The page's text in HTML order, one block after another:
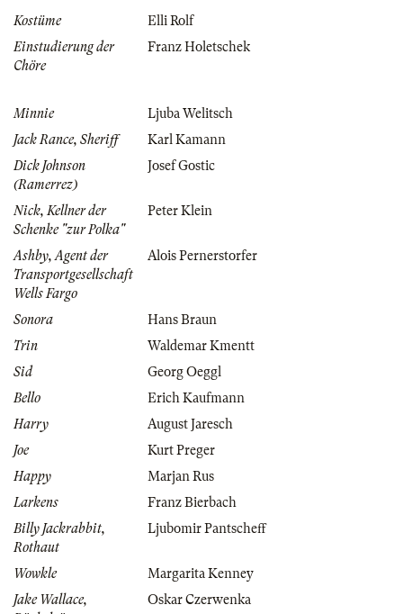
Kostüme
Elli Rolf
Einstudierung der
Chöre
Franz Holetschek
Minnie
Ljuba Welitsch
Jack Rance, Sheriff
Karl Kamann
Dick Johnson
(Ramerrez)
Josef Gostic
Nick, Kellner der
Schenke "zur Polka"
Peter Klein
Ashby, Agent der
Transportgesellschaft
Wells Fargo
Alois Pernerstorfer
Sonora
Hans Braun
Trin
Waldemar Kmentt
Sid
Georg Oeggl
Bello
Erich Kaufmann
Harry
August Jaresch
Joe
Kurt Preger
Happy
Marjan Rus
Larkens
Franz Bierbach
Billy Jackrabbit,
Rothaut
Ljubomir Pantscheff
Wowkle
Margarita Kenney
Jake Wallace,
Oskar Czerwenka